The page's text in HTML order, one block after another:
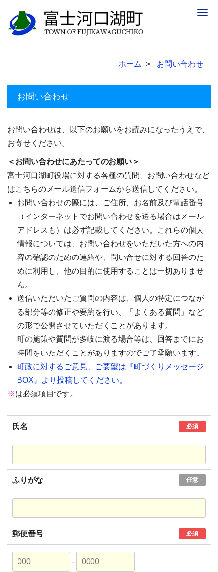
ホーム お問い合わせ
お問い合わせ
お問い合わせは、以下のお願いをお読みになったうえで、
お寄せください。
＜お問い合わせにあたってのお願い＞
富士河口湖町役場に対する各種の質問、お問い合わせなど
はこちらのメール送信フォームから送信してください。
お問い合わせの際には、ご住所、お名前及び電話番号
（インターネットでお問い合わせを送る場合はメール
アドレスも）は必ず記載してください。これらの個人
情報については、お問い合わせをいただいた方への内
容の確認のための連絡や、問い合せに対する回答のた
めに利用し、他の目的に使用することは一切ありませ
ん。
送信いただいたご質問の内容は、個人の特定につなが
る部分等の修正や要約を行い、「よくある質問」など
の形で公開させていただくことがあります。
町の施策や質問が多岐に渡る場合等は、回答までにお
時間をいただくことがありますのでご了承願います。
町政に対するご意見、ご要望は『町づくりメッセージ
BOX』より投稿してください。
※は必須項目です。
氏名 必須
ふりがな 任意
郵便番号 必須
-